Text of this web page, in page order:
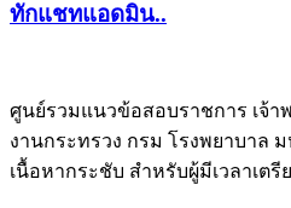
ทักแชทแอดมิน..
ศูนย์รวมแนวข้อสอบราชการ เจ้า
งานกระทรวง กรม โรงพยาบาล
เนื้อหากระชับ สำหรับผู้มีเวลาเตรี